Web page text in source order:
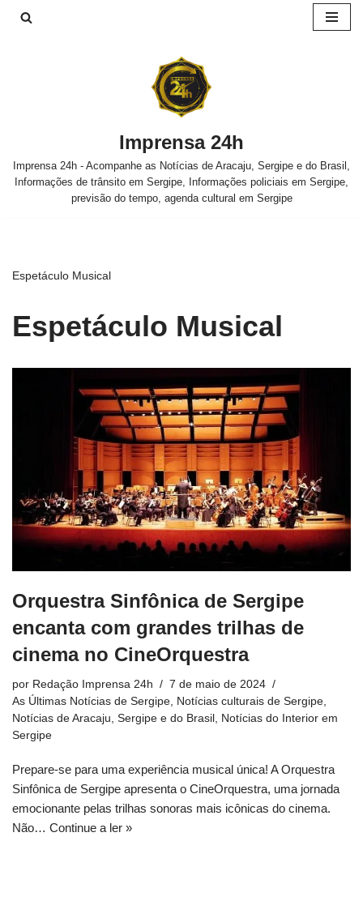
Imprensa 24h
Imprensa 24h - Acompanhe as Notícias de Aracaju, Sergipe e do Brasil,
Informações de trânsito em Sergipe, Informações policiais em Sergipe,
previsão do tempo, agenda cultural em Sergipe
Espetáculo Musical
Espetáculo Musical
Orquestra Sinfônica de Sergipe
encanta com grandes trilhas de
cinema no CineOrquestra
por Redação Imprensa 24h
7 de maio de 2024
As Últimas Notícias de Sergipe, Notícias culturais de Sergipe,
Notícias de Aracaju, Sergipe e do Brasil , Notícias do Interior em
Sergipe
Prepare-se para uma experiência musical única! A Orquestra
Sinfônica de Sergipe apresenta o CineOrquestra, uma jornada
emocionante pelas trilhas sonoras mais icônicas do cinema.
Não… Continue a ler »